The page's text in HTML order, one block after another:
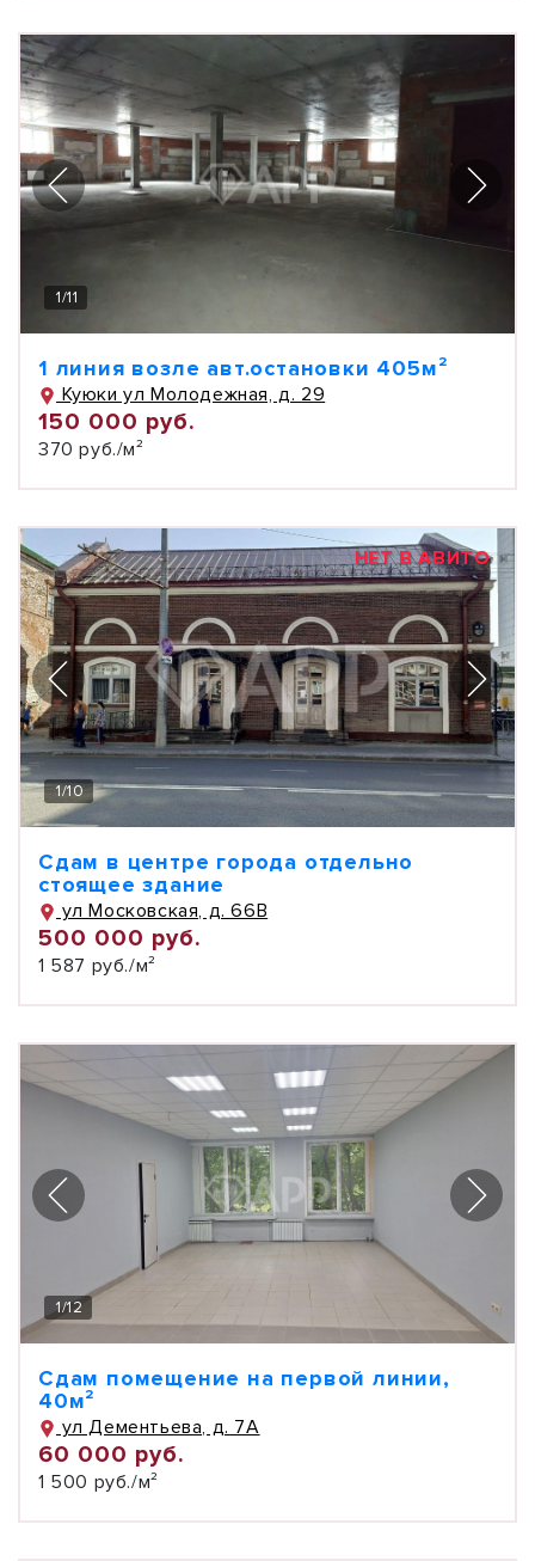
1/11
1 линия возле авт.остановки 405м²
Куюки ул Молодежная, д. 29
150 000 руб.
370 руб./м²
НЕТ В АВИТО
1/10
Сдам в центре города отдельно
стоящее здание
ул Московская, д. 66В
500 000 руб.
1 587 руб./м²
1/12
Сдам помещение на первой линии,
40м²
ул Дементьева, д. 7А
60 000 руб.
1 500 руб./м²